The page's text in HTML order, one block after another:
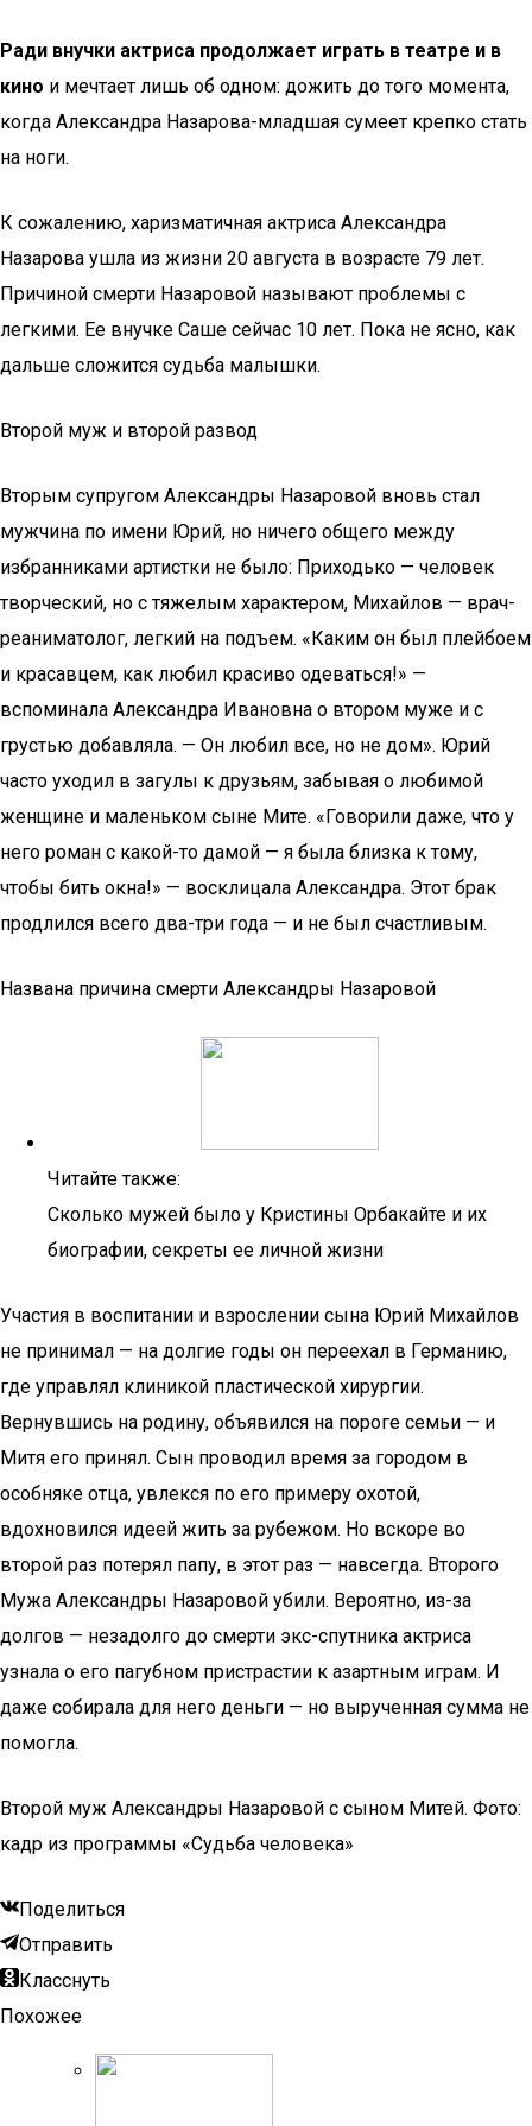
Ради внучки актриса продолжает играть в театре и в
кино и мечтает лишь об одном: дожить до того момента,
когда Александра Назарова-младшая сумеет крепко стать
на ноги.
К сожалению, харизматичная актриса Александра
Назарова ушла из жизни 20 августа в возрасте 79 лет.
Причиной смерти Назаровой называют проблемы с
легкими. Ее внучке Саше сейчас 10 лет. Пока не ясно, как
дальше сложится судьба малышки.
Второй муж и второй развод
Вторым супругом Александры Назаровой вновь стал
мужчина по имени Юрий, но ничего общего между
избранниками артистки не было: Приходько — человек
творческий, но с тяжелым характером, Михайлов — врач-
реаниматолог, легкий на подъем. «Каким он был плейбоем
и красавцем, как любил красиво одеваться!» —
вспоминала Александра Ивановна о втором муже и с
грустью добавляла. — Он любил все, но не дом». Юрий
часто уходил в загулы к друзьям, забывая о любимой
женщине и маленьком сыне Мите. «Говорили даже, что у
него роман с какой-то дамой — я была близка к тому,
чтобы бить окна!» — восклицала Александра. Этот брак
продлился всего два-три года — и не был счастливым.
Названа причина смерти Александры Назаровой
Читайте также:
Сколько мужей было у Кристины Орбакайте и их
биографии, секреты ее личной жизни
Участия в воспитании и взрослении сына Юрий Михайлов
не принимал — на долгие годы он переехал в Германию,
где управлял клиникой пластической хирургии.
Вернувшись на родину, объявился на пороге семьи — и
Митя его принял. Сын проводил время за городом в
особняке отца, увлекся по его примеру охотой,
вдохновился идеей жить за рубежом. Но вскоре во
второй раз потерял папу, в этот раз — навсегда. Второго
Мужа Александры Назаровой убили. Вероятно, из-за
долгов — незадолго до смерти экс-спутника актриса
узнала о его пагубном пристрастии к азартным играм. И
даже собирала для него деньги — но вырученная сумма не
помогла.
Второй муж Александры Назаровой с сыном Митей. Фото:
кадр из программы «Судьба человека»
Поделиться
Отправить
Класснуть
Похожее